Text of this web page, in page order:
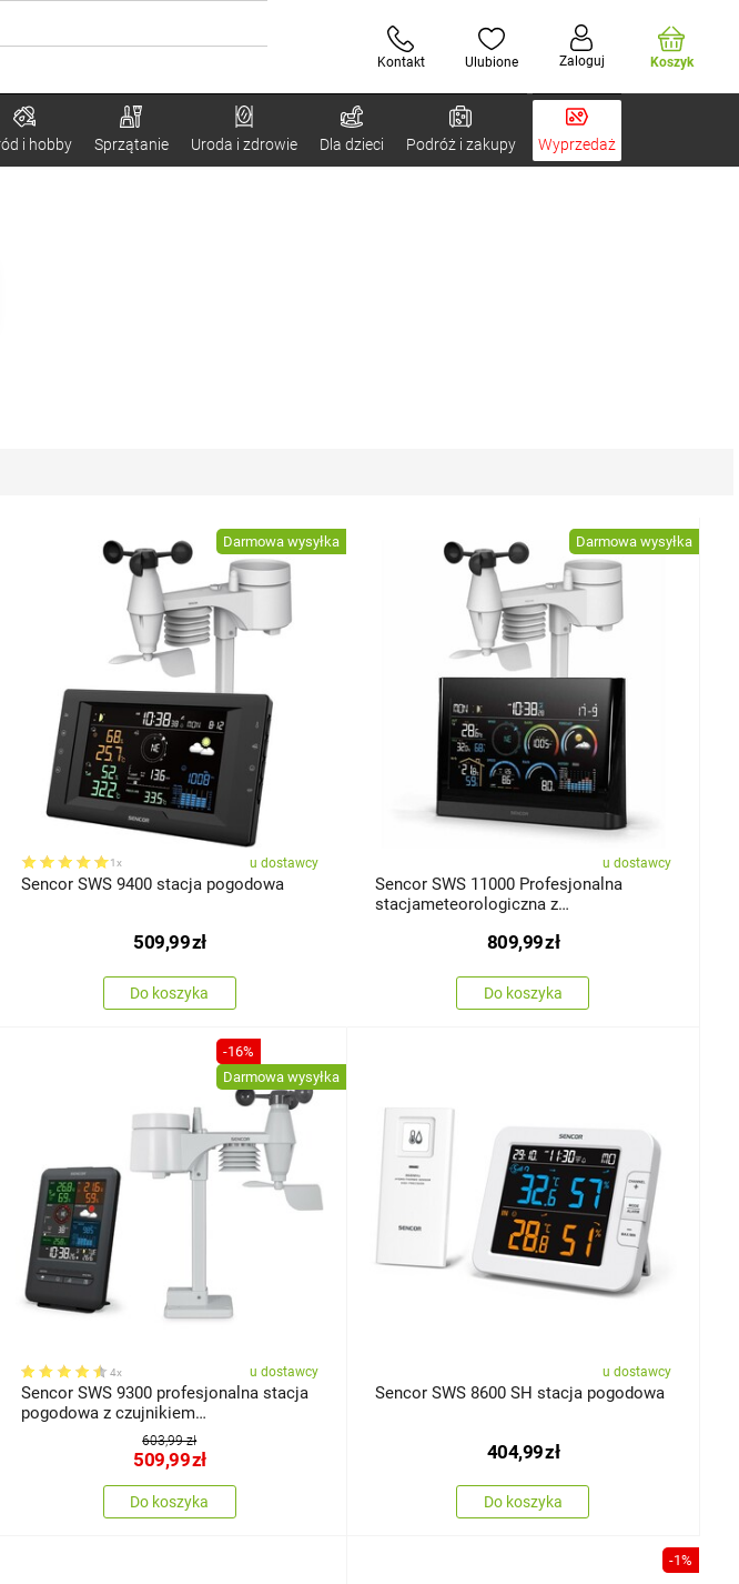
Kontakt Ulubione Zaloguj Koszyk
i hobby Sprzątanie Uroda i zdrowie Dla dzieci Podróż i zakupy Wyprzedaż
Darmowa wysyłka
1x u dostawcy
Sencor SWS 9400 stacja pogodowa
509,99zł
Do koszyka
Darmowa wysyłka
u dostawcy
Sencor SWS 11000 Profesjonalna
stacjameteorologiczna z
809,99zł
Do koszyka
-16%
Darmowa wysyłka
4x u dostawcy
Sencor SWS 9300 profesjonalna stacja
pogodowa z czujnikiem
bezprzewodowym 5w1
603,99 zł
509,99zł
Do koszyka
u dostawcy
Sencor SWS 8600 SH stacja pogodowa
404,99zł
Do koszyka
-1%